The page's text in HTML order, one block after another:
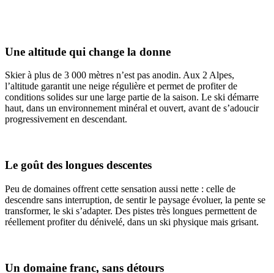
Une altitude qui change la donne
Skier à plus de 3 000 mètres n’est pas anodin. Aux 2 Alpes,
l’altitude garantit une neige régulière et permet de profiter de
conditions solides sur une large partie de la saison. Le ski démarre
haut, dans un environnement minéral et ouvert, avant de s’adoucir
progressivement en descendant.
Le goût des longues descentes
Peu de domaines offrent cette sensation aussi nette : celle de
descendre sans interruption, de sentir le paysage évoluer, la pente se
transformer, le ski s’adapter. Des pistes très longues permettent de
réellement profiter du dénivelé, dans un ski physique mais grisant.
Un domaine franc, sans détours